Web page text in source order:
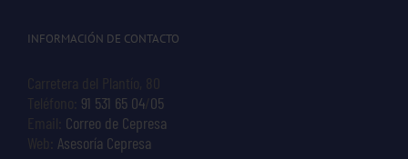
INFORMACIÓN DE CONTACTO
Carretera del Plantío, 80
Teléfono: 91 531 65 04 05
Email: Correo de Cepresa
Web: Asesoría Cepresa